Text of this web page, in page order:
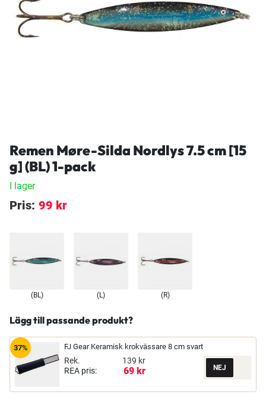
Remen Møre-Silda Nordlys 7.5 cm [15
g] (BL) 1-pack
I lager
Pris: 99 kr
(BL) (L) (R)
Lägg till passande produkt?
37% FJ Gear Keramisk krokvässare 8 cm svart
Rek.
139 kr
REA pris:
69 kr